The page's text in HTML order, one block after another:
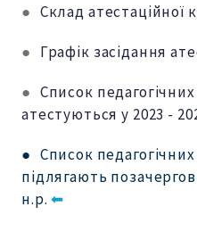
● Склад атестаційної
● Графік засідання
● Список
атестуються у 2023 -
● Список педагогічних
підлягають
н.р.⬅